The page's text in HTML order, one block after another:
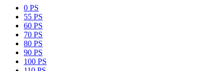
0 PS
55 PS
60 PS
70 PS
80 PS
90 PS
100 PS